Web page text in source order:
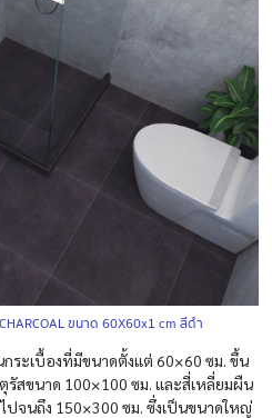
ขนาด 60X60x1 cm สีดำ
ระเบื้องที่มีขนาดตั้งแต่ 60×60 ซม. ขึ้น
รัสขนาด 100×100 ซม. และสี่เหลี่ยมผืน
ปจนถึง 150×300 ซม. ซึ่งเป็นขนาดใหญ่